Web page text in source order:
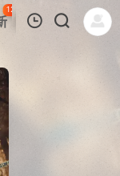
126
热榜 APP